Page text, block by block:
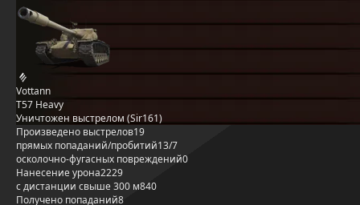
Vottann
T57 Heavy
Уничтожен выстрелом (Sir161)
Произведено выстрелов19
прямых попаданий/пробитий13/7
осколочно-фугасных повреждений0
Нанесение урона2229
с дистанции свыше 300 м840
Получено попаданий8